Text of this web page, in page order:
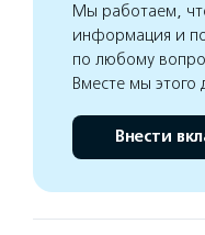
Мы работаем,
информация и
по любому
Вместе мы этого
Внести